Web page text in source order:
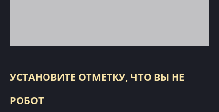
УСТАНОВИТЕ ОТМЕТКУ, ЧТО ВЫ НЕ
РОБОТ